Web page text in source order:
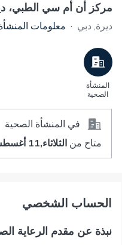
مركز أن أم سي الطبي،
ديرة, دبي · معلومات
المنشأة
الصحية
في المنشأة الصحية
متاح من الثلاثاء,11 أغسطس, 09:00 ص
اﻟﺤﺴﺎﺏ اﻟﺸﺨﺼﻲ
نبذة عن مقدم الرعاية